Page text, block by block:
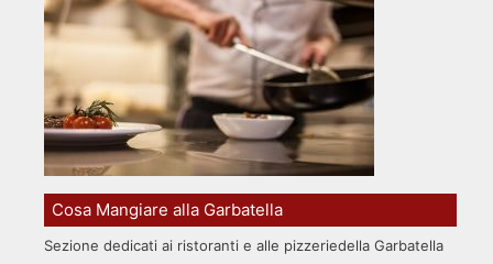
Cosa Mangiare alla Garbatella
Sezione dedicati ai ristoranti e alle pizzeriedella Garbatella